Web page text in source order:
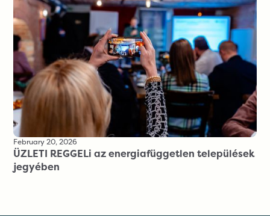
February 20, 2026
ÜZLETI REGGELi az energiafüggetlen települések
jegyében